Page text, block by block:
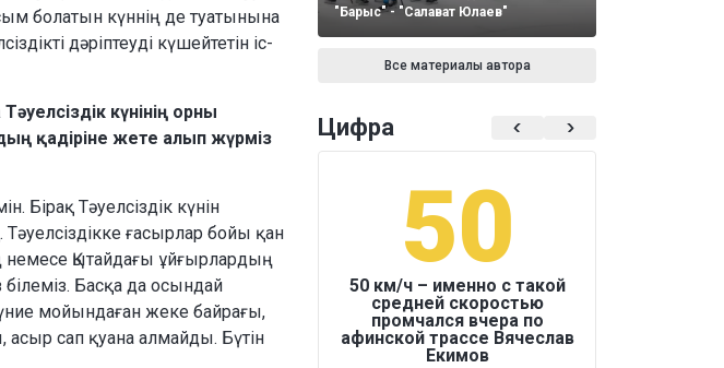
болатын күннің де туатынына
дәріптеуді күшейтетін іс-
күнінің орны
қадіріне жете алып жүрміз
Бірақ Тәуелсіздік күнін
ғасырлар бойы қан
немесе Қытайдағы ұйғырлардың
білеміз. Басқа да осындай
мойындаған жеке байрағы,
сап қуана алмайды. Бүтін
"Барыс" - "Салават Юлаев"
Все материалы автора
Цифра
50
50 км/ч – именно с такой
средней скоростью
промчался вчера по
афинской трассе Вячеслав
Екимов